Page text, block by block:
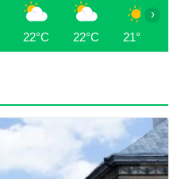
22°C 22°C 21°C
›